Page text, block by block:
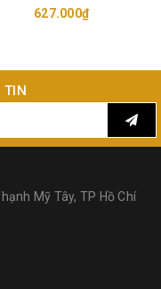
TBLI2002/25
627.000₫
TIN
Mỹ Tây, TP Hồ Chí